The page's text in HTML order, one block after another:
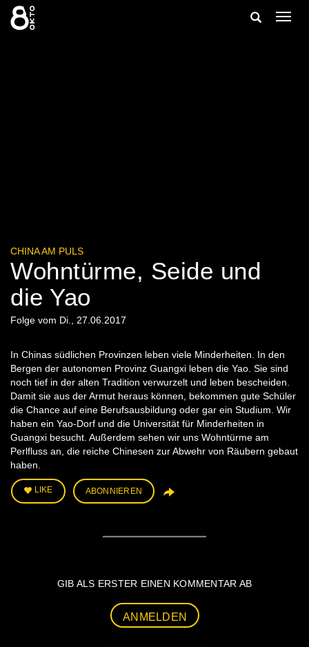
Zum
Inhalt
springen
Suche
CHINA AM PULS
Wohntürme, Seide und
die Yao
Folge vom Di., 27.06.2017
​In Chinas südlichen Provinzen leben viele Minderheiten. In den
Bergen der autonomen Provinz Guangxi leben die Yao. Sie sind
noch tief in der alten Tradition verwurzelt und leben bescheiden.
Damit sie aus der Armut heraus können, bekommen gute Schüler
die Chance auf eine Berufsausbildung oder gar ein Studium. Wir
haben ein Yao-Dorf und die Universität für Minderheiten in
Guangxi besucht. Außerdem sehen wir uns Wohntürme am
Perlfluss an, die reiche Chinesen zur Abwehr von Räubern gebaut
haben.
LIKE ABONNIEREN
GIB ALS ERSTER EINEN KOMMENTAR AB
ANMELDEN